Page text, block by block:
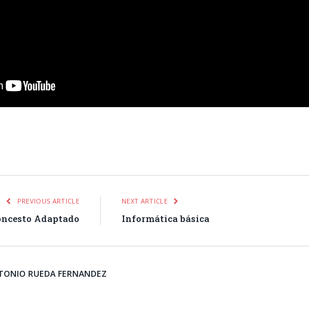
PREVIOUS ARTICLE
Adaptado
NEXT ARTICLE
Informática básica
RUEDA FERNANDEZ